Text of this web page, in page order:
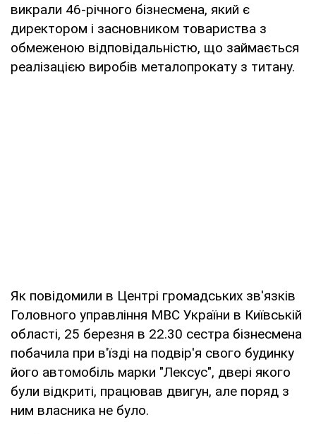
викрали 46-річного бізнесмена, який є
директором і засновником товариства з
обмеженою відповідальністю, що займається
реалізацією виробів металопрокату з титану.
Як повідомили в Центрі громадських зв'язків
Головного управління МВС України в Київській
області, 25 березня в 22.30 сестра бізнесмена
побачила при в'їзді на подвір'я свого будинку
його автомобіль марки "Лексус", двері якого
були відкриті, працював двигун, але поряд з
ним власника не було.